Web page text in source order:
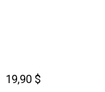
19,90 $